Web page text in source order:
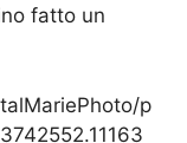
fatto un
p